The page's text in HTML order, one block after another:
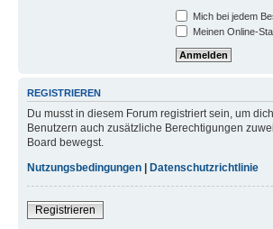
Mich bei jedem
Meinen Online-
REGISTRIEREN
Du musst in diesem Forum registriert sein, um
Benutzern auch zusätzliche Berechtigungen
Board bewegst.
Nutzungsbedingungen
Datenschutzrichtlinie
Registrieren